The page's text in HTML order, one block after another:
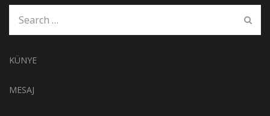
KÜNYE
MESAJ